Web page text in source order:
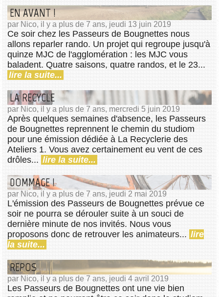
EN AVANT !
par Nico, il y a plus de 7 ans, jeudi 13 juin 2019
Ce soir chez les Passeurs de Bougnettes nous
allons reparler rando. Un projet qui regroupe jusqu'à
quinze MJC de l'agglomération : les MJC vous
baladent. Quatre saisons, quatre randos, et le 23...
lire la suite...
LA RECYCLE
par Nico, il y a plus de 7 ans, mercredi 5 juin 2019
Après quelques semaines d'absence, les Passeurs
de Bougnettes reprennent le chemin du studiom
pour une émission dédiée à La Recyclerie des
Ateliers 1. Vous avez certainement eu vent de ces
drôles... lire la suite...
DOMMAGE !
par Nico, il y a plus de 7 ans, jeudi 2 mai 2019
L'émission des Passeurs de Bougnettes prévue ce
soir ne pourra se dérouler suite à un souci de
dernière minute de nos invités. Nous vous
proposons donc de retrouver les animateurs... lire
la suite...
REPOS
par Nico, il y a plus de 7 ans, jeudi 4 avril 2019
Les Passeurs de Bougnettes ont une vie bien